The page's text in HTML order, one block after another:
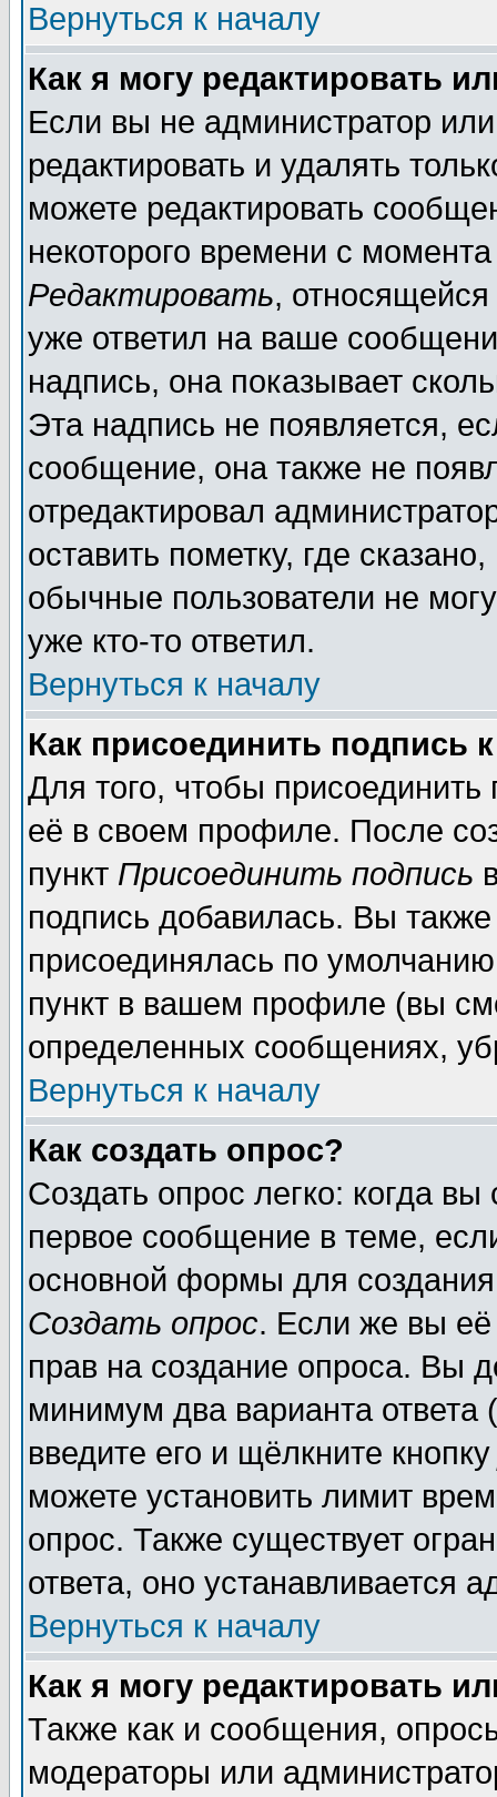
Вернуться к началу
Как я могу редактировать
Если вы не администратор
редактировать и удалять
можете редактировать
некоторого времени с
Редактировать,
уже ответил на ваше
надпись, она показывает
Эта надпись не появляется,
сообщение, она также не
отредактировал
оставить пометку, где
обычные пользователи не
уже кто-то ответил.
Вернуться к началу
Как присоединить подпись
Для того, чтобы
её в своем профиле. После
пункт Присоединить подпись
подпись добавилась. Вы
присоединялась по
пункт в вашем профиле (вы
определенных сообщениях,
Вернуться к началу
Как создать опрос?
Создать опрос легко: когда
первое сообщение в теме,
основной формы для
Создать опрос. Если же вы её
прав на создание опроса. Вы
минимум два варианта ответа
введите его и щёлкните
можете установить лимит
опрос. Также существует
ответа, оно устанавливается
Вернуться к началу
Как я могу редактировать
Также как и сообщения,
модераторы или